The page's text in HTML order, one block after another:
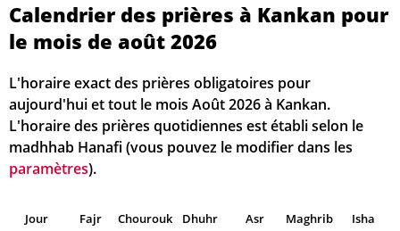
Calendrier des prières à Kankan pour
le mois de août 2026
L'horaire exact des prières obligatoires pour
aujourd'hui et tout le mois Août 2026 à Kankan.
L'horaire des prières quotidiennes est établi selon le
madhhab Hanafi (vous pouvez le modifier dans les
paramètres).
Jour Fajr Chourouk Dhuhr Asr Maghrib Isha
03, Lu 05:39 06:27 12:43 16:01 19:00 19:48
05, Me 05:39 06:27 12:43 16:00 18:59
06, Je 05:39 06:27 12:43 15:59 18:59 19:47
05:39
08, Sa 05:40 06:27 12:43 15:58 18:58 19:46